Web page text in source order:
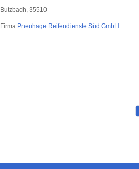
Butzbach, 35510
Firma:Pneuhage Reifendienste Süd GmbH